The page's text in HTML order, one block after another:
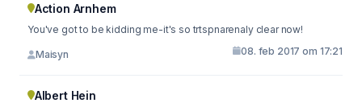
Action Arnhem
You've got to be kidding me-it's so trtspnarenaly clear now!
Maisyn 08. feb 2017 om 17:21
Albert Hein